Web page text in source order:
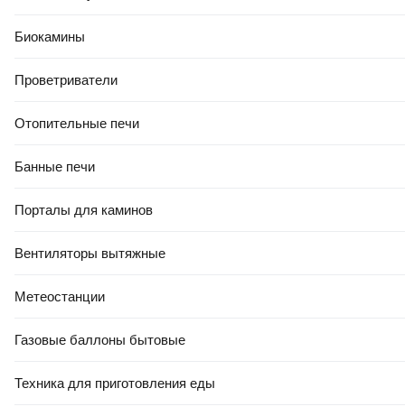
Биокамины
Проветриватели
Отопительные печи
Банные печи
Порталы для каминов
Вентиляторы вытяжные
Метеостанции
Газовые баллоны бытовые
Техника для приготовления еды